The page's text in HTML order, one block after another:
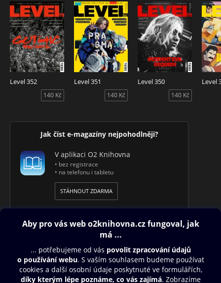
Level 352
140 Kč
Level 351
140 Kč
Level 350
140 Kč
Level
Jak číst e-magazíny nejpohodlněji?
V aplikaci O2 Knihovna
• bez registrace
• na telefonu i tabletu
STÁHNOUT ZDARMA
Obsah ke stažení
Moje O2 Knihovna